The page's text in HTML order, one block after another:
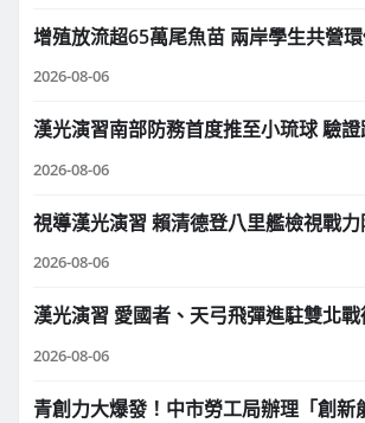
增殖放流超65萬尾魚苗 兩岸學生共營
2026-08-06
漢光演習南部防務首度推至小琉球 驗
2026-08-06
視導漢光演習 賴清德登八里艦檢視戰
2026-08-06
漢光演習 愛國者、天弓飛彈進駐雙北
2026-08-06
青創力大爆發！中市勞工局辦理「創新